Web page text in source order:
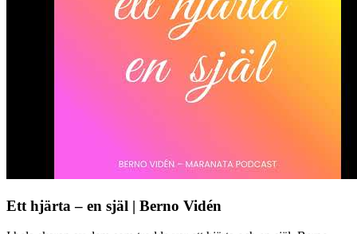
Ett hjärta – en själ | Berno Vidén